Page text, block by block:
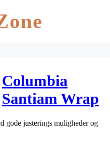
Columbia
Santiam Wrap
Sandal Lys
gode justerings muligheder og